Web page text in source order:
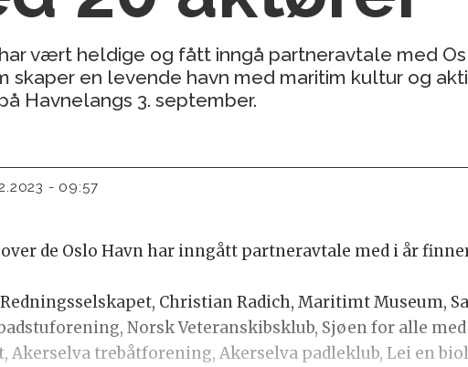
vært heldige og fått inngå partneravtale med
skaper en levende havn med maritim kultur og
Havnelangs 3. september.
- 09:57
de Oslo Havn har inngått partneravtale med i år
Christian Radich, Maritimt Museum,
Norsk Veteranskibsklub, Sjøen for alle
Akerselva trebåtforening, Akerselva padleklub, Lei en